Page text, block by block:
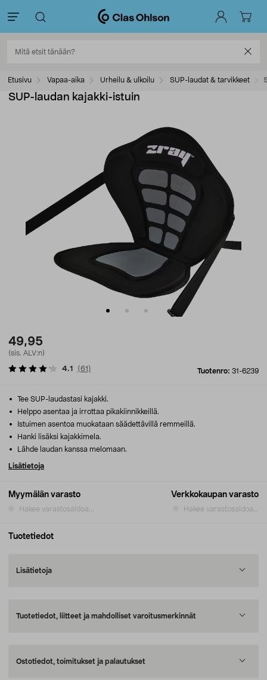
Etusivu Vapaa-aika Urheilu & ulkoilu SUP-laudat & tarvikkeet
SUP-laudan kajakki-istuin
49,95
(sis. ALV:n)
Tuotenro: 31-6239
4.1 (61 )
Myymälän varasto
Hakee varastosaldoa...
Verkkokaupan varasto
Hakee varastosaldoa...
Tee SUP-laudastasi kajakki.
Helppo asentaa ja irrottaa pikakiinnikkeillä.
Istuimen asentoa muokataan säädettävillä remmeillä.
Hanki lisäksi kajakkimela.
Lähde laudan kanssa melomaan.
Lisätietoja
Tuotetiedot
Lisätietoja
Tuotetiedot, liitteet ja mahdolliset varoitusmerkinnät
Ostotiedot, toimitukset ja palautukset